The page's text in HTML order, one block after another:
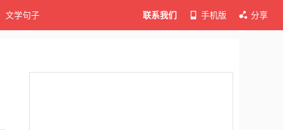
文学句子 联系我们 手机版 分享